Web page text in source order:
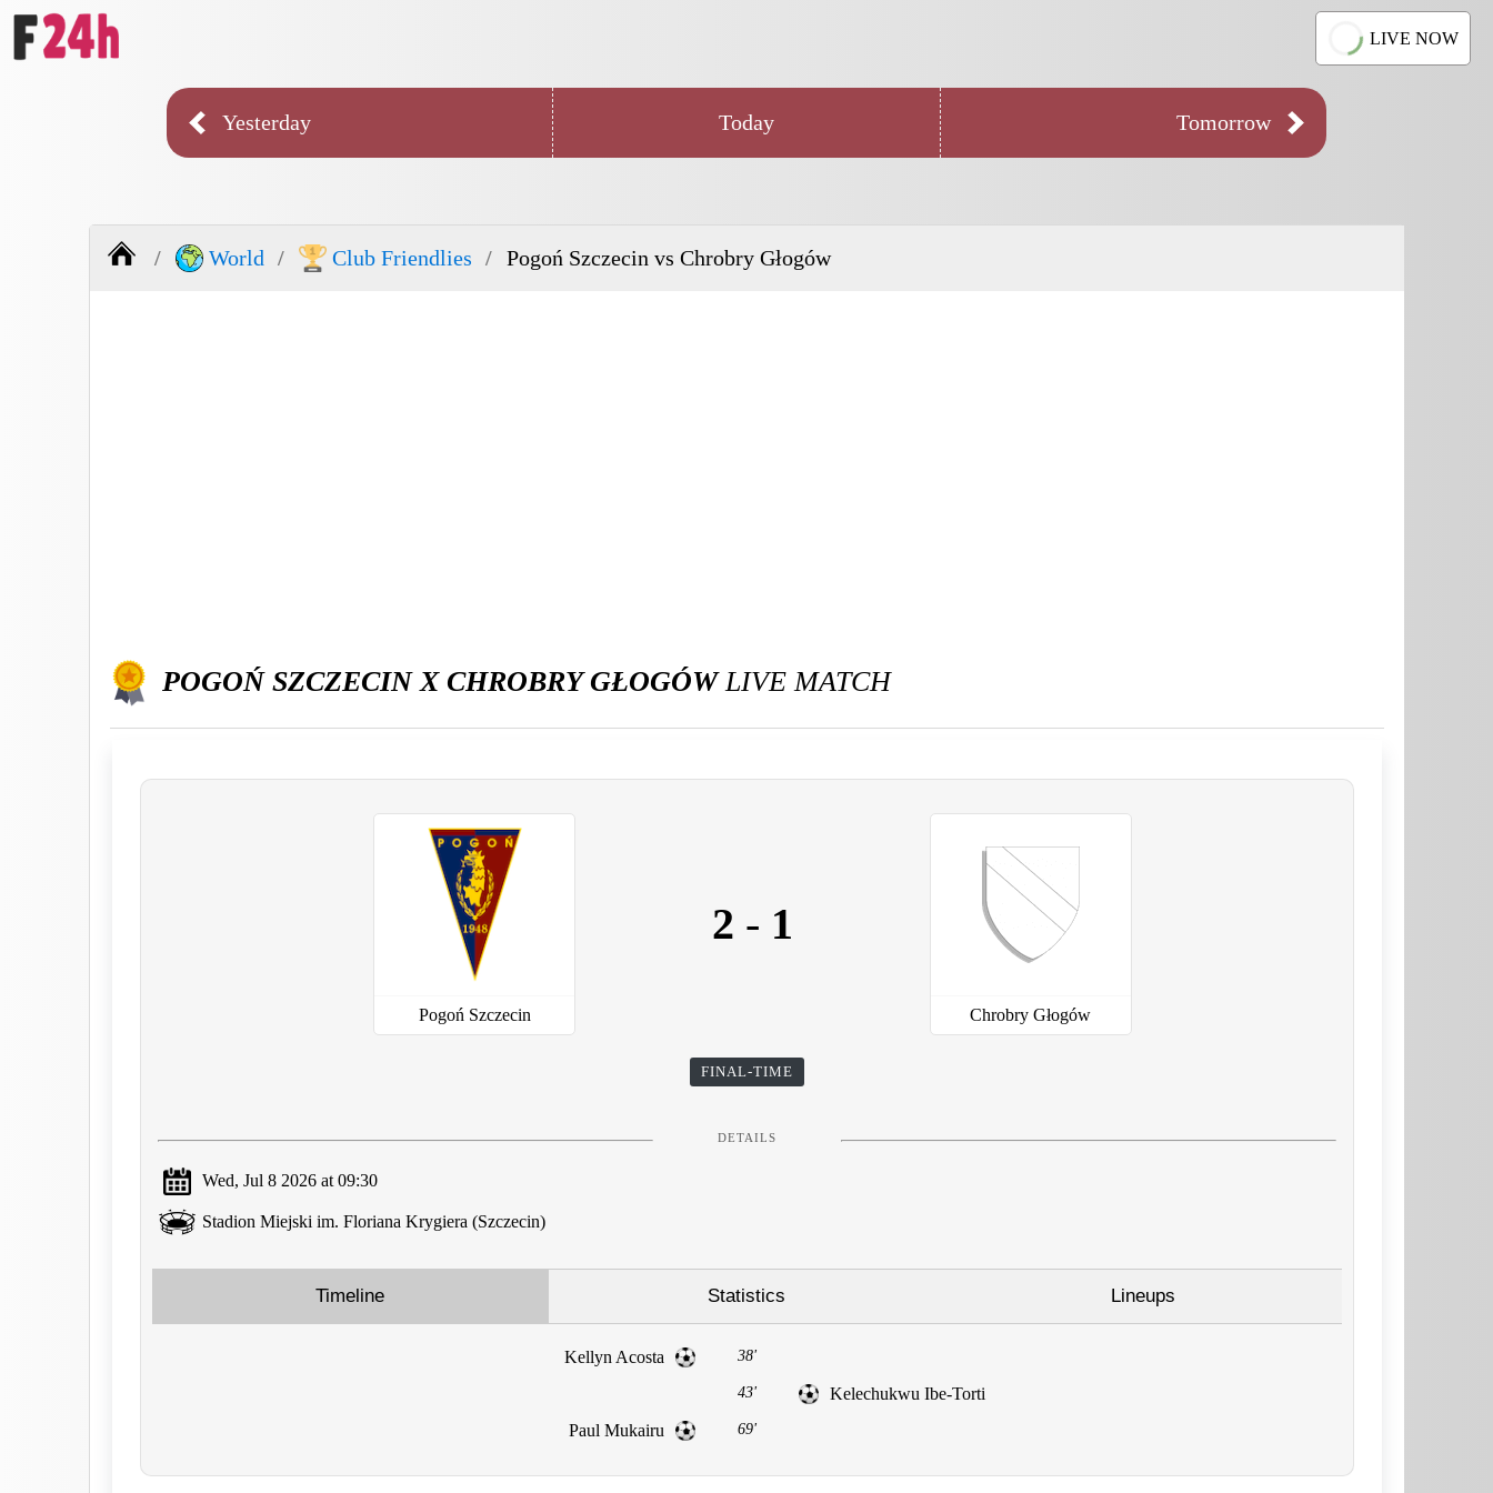
LIVE NOW
Yesterday Today Tomorrow
World Club Friendlies Pogoń Szczecin vs Chrobry Głogów
POGOŃ SZCZECIN X CHROBRY GŁOGÓWLIVE MATCH
Pogoń Szczecin
2 - 1
Chrobry Głogów
FINAL-TIME
DETAILS
Wed, Jul 8 2026 at 09:30
Stadion Miejski im. Floriana Krygiera (Szczecin)
Timeline Statistics Lineups
Kellyn Acosta 38'
43'
Kelechukwu Ibe-Torti
Paul Mukairu
69'